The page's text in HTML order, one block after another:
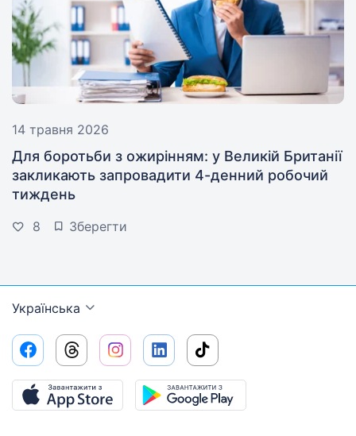
14 травня 2026
Для боротьби з ожирінням: у Великій Британії
закликають запровадити 4-денний робочий
тиждень
8 Зберегти
Українська